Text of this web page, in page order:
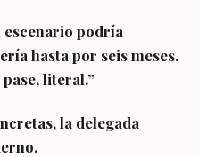
escenario podría
hasta por seis meses.
literal.”
la delegada